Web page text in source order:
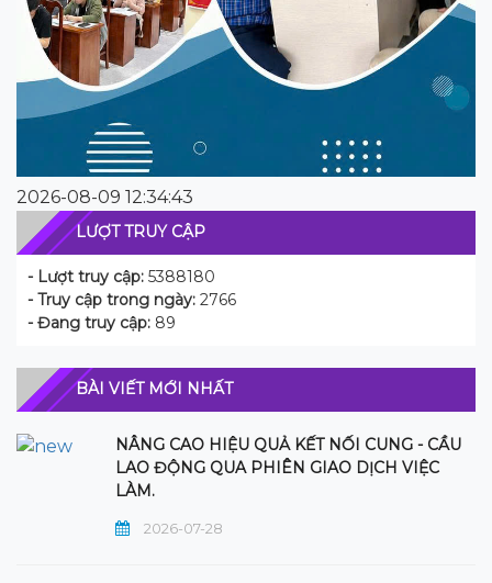
2026-08-09 12:34:43
LƯỢT TRUY CẬP
- Lượt truy cập: 5388180
- Truy cập trong ngày: 2766
- Đang truy cập: 89
BÀI VIẾT MỚI NHẤT
NÂNG CAO HIỆU QUẢ KẾT NỐI CUNG - CẦU
LAO ĐỘNG QUA PHIÊN GIAO DỊCH VIỆC
LÀM.
2026-07-28